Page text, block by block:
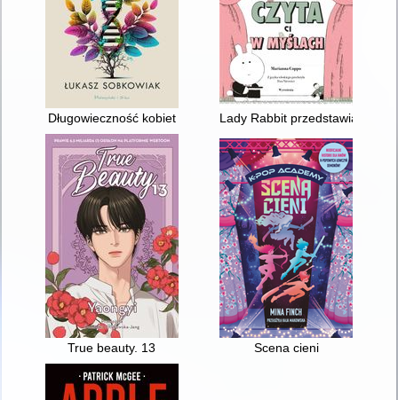
Długowieczność kobiet Lady Rabbit przedstawia :
True beauty. 13 Scena cieni